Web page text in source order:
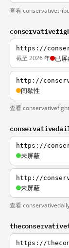
查看
https://
截至 2026 年 已
http://
间歇性
查看
https://
未屏蔽
http://
未屏蔽
查看
https://